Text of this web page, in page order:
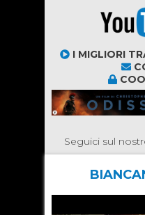
I MIGLIORI
Seguici sul